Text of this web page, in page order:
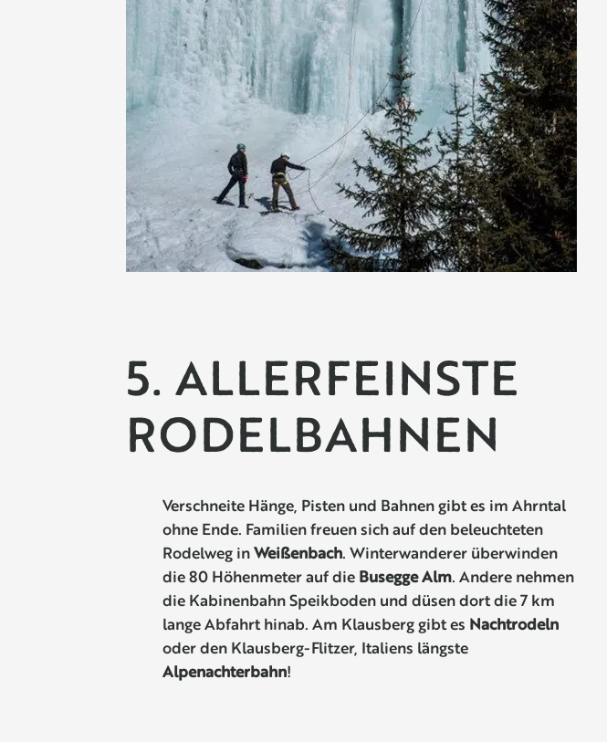
5. ALLERFEINSTE
RODELBAHNEN
Verschneite Hänge, Pisten und Bahnen gibt es im Ahrntal
ohne Ende. Familien freuen sich auf den beleuchteten
Rodelweg inWeißenbach. Winterwanderer überwinden
die 80 Höhenmeter auf die Busegge Alm. Andere nehmen
die Kabinenbahn Speikboden und düsen dort die 7 km
lange Abfahrt hinab. Am Klausberg gibt es Nachtrodeln
oder den Klausberg-Flitzer, Italiens längste
Alpenachterbahn!